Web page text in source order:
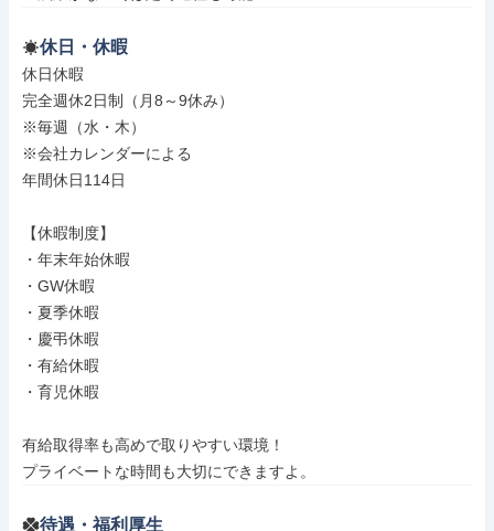
休日・休暇
休日休暇
完全週休2日制（月8～9休み）
※毎週（水・木）
※会社カレンダーによる
年間休日114日
【休暇制度】
・年末年始休暇
・GW休暇
・夏季休暇
・慶弔休暇
・有給休暇
・育児休暇
有給取得率も高めで取りやすい環境！
プライベートな時間も大切にできますよ。
待遇・福利厚生